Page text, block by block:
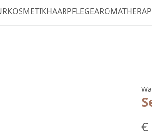
HAARPFLEGE
€